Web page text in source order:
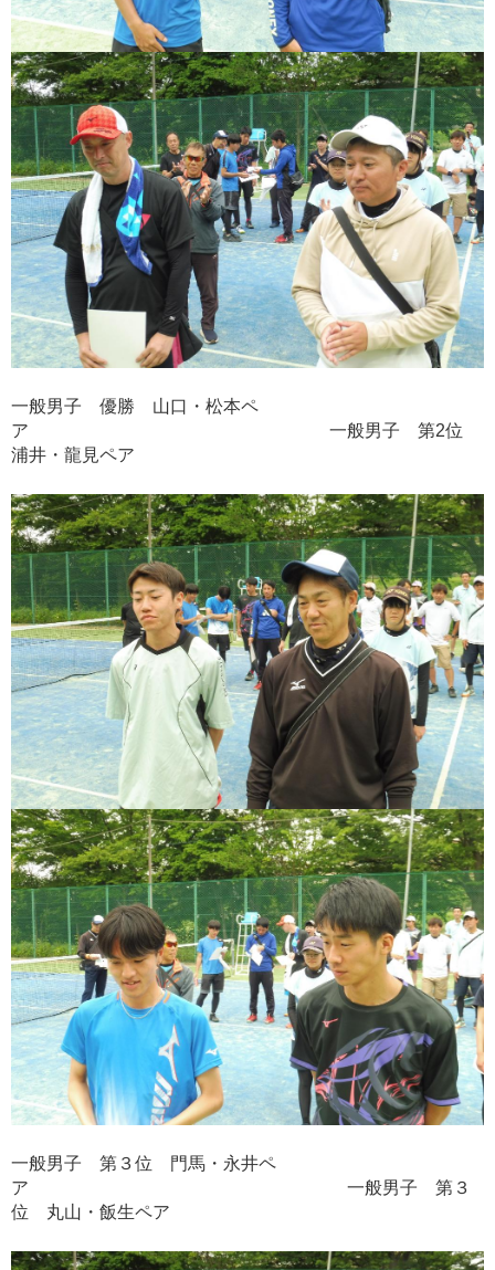
一般男子 優勝 山口・松本ペ
ア 一般男子 第2位
浦井・龍見ペア
一般男子 第３位 門馬・永井ペ
ア 一般男子 第３
位 丸山・飯生ペア